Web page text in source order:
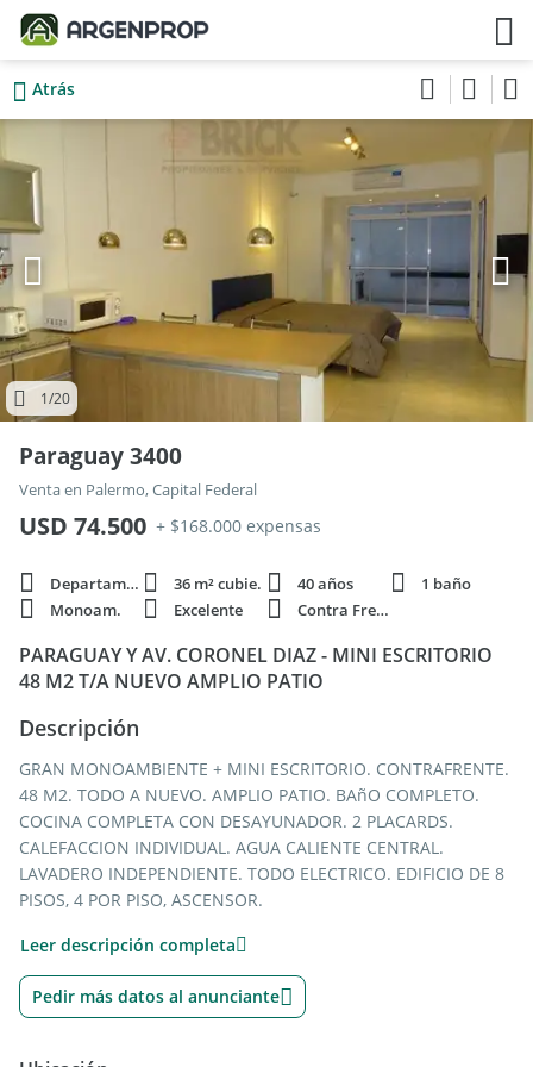
Atrás
1/20
Paraguay 3400
Venta en Palermo, Capital Federal
USD 74.500 + $168.000 expensas
Departamento 36 m² cubie. 40 años
1 baño
Monoam.
Excelente Contra Frente
PARAGUAY Y AV. CORONEL DIAZ - MINI ESCRITORIO
48 M2 T/A NUEVO AMPLIO PATIO
Descripción
GRAN MONOAMBIENTE + MINI ESCRITORIO. CONTRAFRENTE.
48 M2. TODO A NUEVO. AMPLIO PATIO. BAñO COMPLETO.
COCINA COMPLETA CON DESAYUNADOR. 2 PLACARDS.
CALEFACCION INDIVIDUAL. AGUA CALIENTE CENTRAL.
LAVADERO INDEPENDIENTE. TODO ELECTRICO. EDIFICIO DE 8
PISOS, 4 POR PISO, ASCENSOR.
EXPENSAS: $ 168.000.- + $ 37.200.- DE EXTRAORDINARIAS
ENTRE AV. CORONEL DIAZ Y GUISE
AV. HONDURAS - A 4 DEL SHOPPING ALTO PALERMO Y SUBTE
Leer descripción completa
Pedir más datos al anunciante